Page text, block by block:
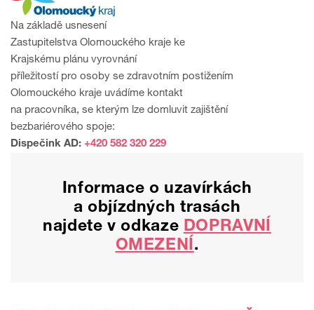
Na základě usnesení
Zastupitelstva Olomouckého kraje ke
Krajskému plánu vyrovnání
příležitostí pro osoby se zdravotním postižením
Olomouckého kraje uvádíme kontakt
na pracovníka, se kterým lze domluvit zajištění
bezbariérového spoje:
Dispečink AD: +420 582 320 229
Informace o uzavírkách
a objízdných trasách
najdete v odkaze DOPRAVNÍ
OMEZENÍ.